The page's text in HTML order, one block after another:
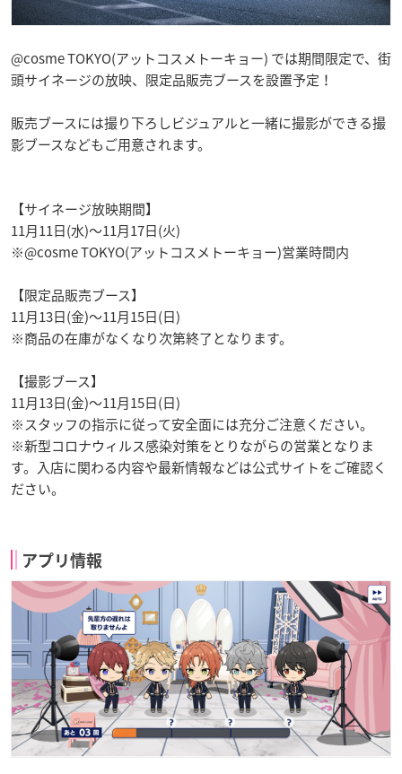
@cosme TOKYO(アットコスメトーキョー) では期間限定で、街
頭サイネージの放映、限定品販売ブースを設置予定！
販売ブースには撮り下ろしビジュアルと一緒に撮影ができる撮
影ブースなどもご用意されます。
【サイネージ放映期間】
11月11日(水)～11月17日(火)
※@cosme TOKYO(アットコスメトーキョー)営業時間内
【限定品販売ブース】
11月13日(金)～11月15日(日)
※商品の在庫がなくなり次第終了となります。
【撮影ブース】
11月13日(金)～11月15日(日)
※スタッフの指示に従って安全面には充分ご注意ください。
※新型コロナウィルス感染対策をとりながらの営業となりま
す。入店に関わる内容や最新情報などは公式サイトをご確認く
ださい。
アプリ情報